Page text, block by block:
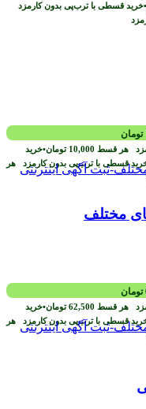
•خرید قسطی با ترب‌پی بدون کارمزد
تومان
هر قسط 10,000 تومان•خرید
قسطی با ترب‌پی بدون کارمزد هر
مختلف
تومان
هر قسط 62,500 تومان•خرید
قسطی با ترب‌پی بدون کارمزد هر